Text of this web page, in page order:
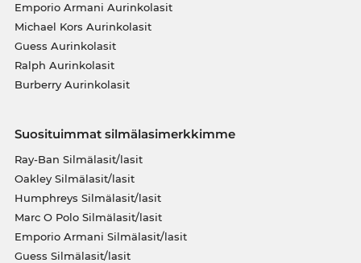
Emporio Armani Aurinkolasit
Michael Kors Aurinkolasit
Guess Aurinkolasit
Ralph Aurinkolasit
Burberry Aurinkolasit
Suosituimmat silmälasimerkkimme
Ray-Ban Silmälasit/lasit
Oakley Silmälasit/lasit
Humphreys Silmälasit/lasit
Marc O Polo Silmälasit/lasit
Emporio Armani Silmälasit/lasit
Guess Silmälasit/lasit